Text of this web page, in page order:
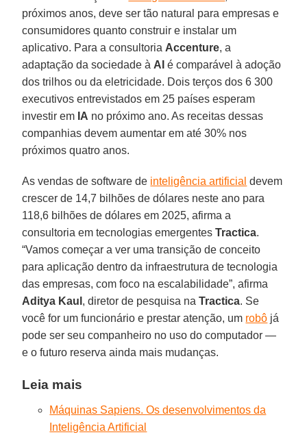
próximos anos, deve ser tão natural para empresas e
consumidores quanto construir e instalar um
aplicativo. Para a consultoria Accenture, a
adaptação da sociedade à AI é comparável à adoção
dos trilhos ou da eletricidade. Dois terços dos 6 300
executivos entrevistados em 25 países esperam
investir em IA no próximo ano. As receitas dessas
companhias devem aumentar em até 30% nos
próximos quatro anos.
As vendas de software de inteligência artificial devem
crescer de 14,7 bilhões de dólares neste ano para
118,6 bilhões de dólares em 2025, afirma a
consultoria em tecnologias emergentesTractica.
“Vamos começar a ver uma transição de conceito
para aplicação dentro da infraestrutura de tecnologia
das empresas, com foco na escalabilidade”, afirma
Aditya Kaul , diretor de pesquisa naTractica. Se
você for um funcionário e prestar atenção, um robô já
pode ser seu companheiro no uso do computador —
e o futuro reserva ainda mais mudanças.
Leia mais
Máquinas Sapiens. Os desenvolvimentos da
Inteligência Artificial